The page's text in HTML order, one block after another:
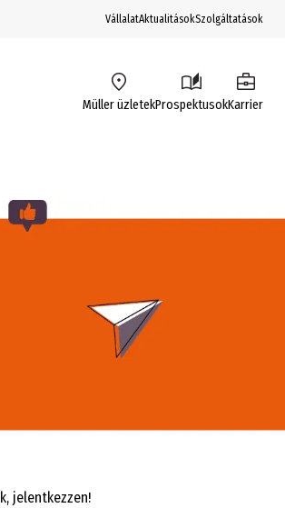
VállalatAktualitásokSzolgáltatások
Müller üzletekProspektusokKarrier
jelentkezzen!